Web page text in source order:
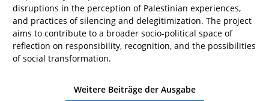
disruptions in the perception of Palestinian experiences,
and practices of silencing and delegitimization. The project
aims to contribute to a broader socio-political space of
reflection on responsibility, recognition, and the possibilities
of social transformation.
Weitere Beiträge der Ausgabe